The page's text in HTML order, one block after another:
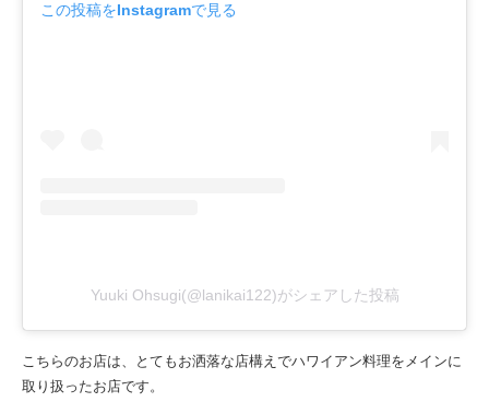
この投稿をInstagramで見る
Yuuki Ohsugi(@lanikai122)がシェアした投稿
こちらのお店は、とてもお洒落な店構えでハワイアン料理をメインに
取り扱ったお店です。